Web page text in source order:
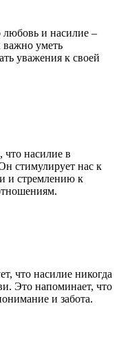
любовь и насилие –
уметь
уважения к своей
что насилие в
стимулирует нас к
и стремлению к
что насилие никогда
Это напоминает, что
и забота.